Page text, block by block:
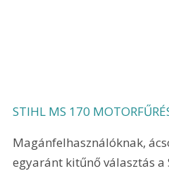
STIHL MS 170
Magánfelhasználóknak,
egyaránt kitűnő választás a